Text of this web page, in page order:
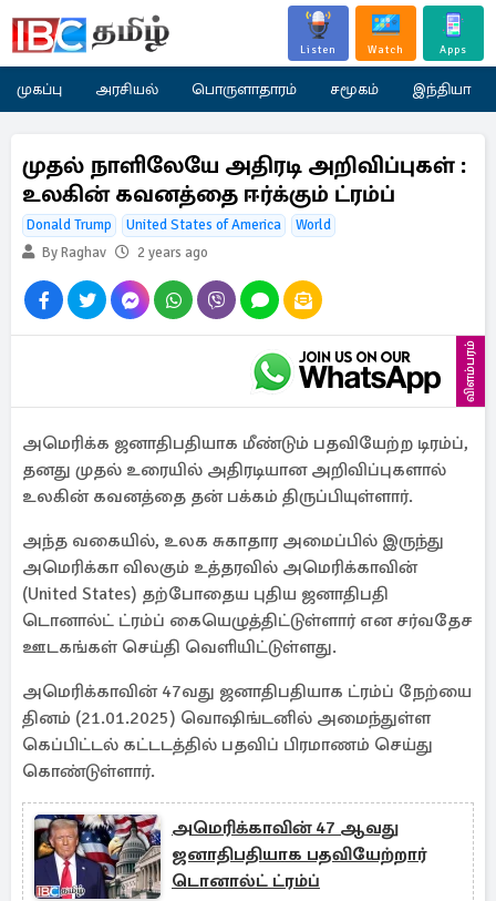
Listen Watch Apps
முகப்பு அரசியல் பொருளாதாரம் சமூகம் இந்தியா
முதல் நாளிலேயே அதிரடி அறிவிப்புகள் :
உலகின் கவனத்தை ஈர்க்கும் ட்ரம்ப்
Donald Trump United States of America
World
By Raghav
2 years ago
விளம்பரம்
அமெரிக்க ஜனாதிபதியாக மீண்டும் பதவியேற்ற டிரம்ப்,
தனது முதல் உரையில் அதிரடியான அறிவிப்புகளால்
உலகின் கவனத்தை தன் பக்கம் திருப்பியுள்ளார்.
அந்த வகையில், உலக சுகாதார அமைப்பில் இருந்து
அமெரிக்கா விலகும் உத்தரவில் அமெரிக்காவின்
(United States) தற்போதைய புதிய ஜனாதிபதி
டொனால்ட் ட்ரம்ப் கையெழுத்திட்டுள்ளார் என சர்வதேச
ஊடகங்கள் செய்தி வெளியிட்டுள்ளது.
அமெரிக்காவின் 47வது ஜனாதிபதியாக ட்ரம்ப் நேற்யை
தினம் (21.01.2025) வொஷிங்டனில் அமைந்துள்ள
கெப்பிட்டல் கட்டடத்தில் பதவிப் பிரமாணம் செய்து
கொண்டுள்ளார்.
அமெரிக்காவின் 47 ஆவது
ஜனாதிபதியாக பதவியேற்றார்
டொனால்ட் ட்ரம்ப்